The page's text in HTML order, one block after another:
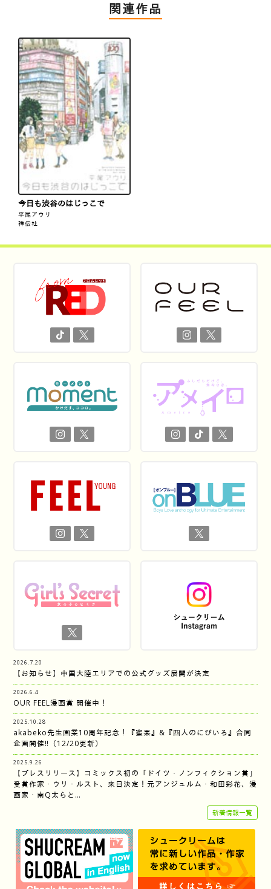
関連作品
今日も渋谷のはじっこで
平尾アウリ
祥伝社
2026.7.20
【お知らせ】中国大陸エリアでの公式グッズ展開が決定
2026.6.4
OUR FEEL漫画賞 開催中！
2025.10.28
akabeko先生画業10周年記念！『蜜果』&『四人のにびいろ』合同
企画開催‼︎（12/20更新）
2025.9.26
【プレスリリース】コミックス初の「ドイツ・ノンフィクション賞」
受賞作家・ウリ・ルスト、来日決定！元アンジュルム・和田彩花、漫
画家・南Q太らと…
新着情報一覧